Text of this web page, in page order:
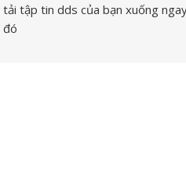
tải tập tin dds của bạn xuống
đó